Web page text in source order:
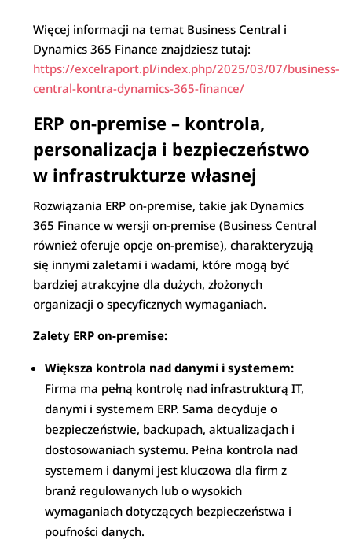
Więcej informacji na temat Business Central i
Dynamics 365 Finance znajdziesz tutaj:
https://excelraport.pl/index.php/2025/03/07/business-
central-kontra-dynamics-365-finance/
ERP on-premise – kontrola,
personalizacja i bezpieczeństwo
w infrastrukturze własnej
Rozwiązania ERP on-premise, takie jak Dynamics
365 Finance w wersji on-premise (Business Central
również oferuje opcje on-premise), charakteryzują
się innymi zaletami i wadami, które mogą być
bardziej atrakcyjne dla dużych, złożonych
organizacji o specyficznych wymaganiach.
Zalety ERP on-premise:
Większa kontrola nad danymi i systemem:
Firma ma pełną kontrolę nad infrastrukturą IT,
danymi i systemem ERP. Sama decyduje o
bezpieczeństwie, backupach, aktualizacjach i
dostosowaniach systemu. Pełna kontrola nad
systemem i danymi jest kluczowa dla firm z
branż regulowanych lub o wysokich
wymaganiach dotyczących bezpieczeństwa i
poufności danych.